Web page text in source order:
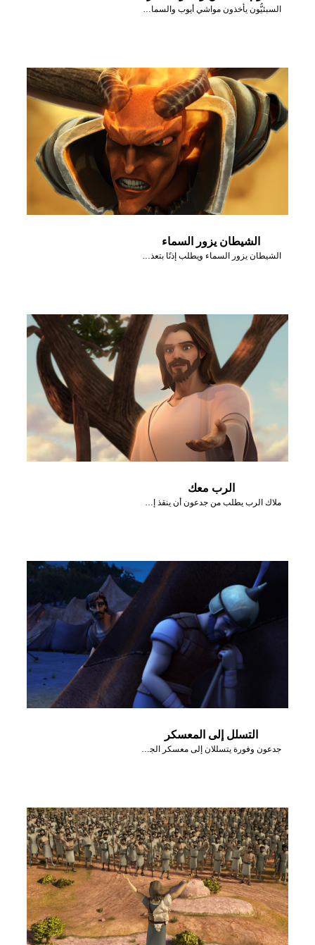
السبئيُّون يأخذون مواشي أيوب والسماء تمطر نارًا.
الشيطان يزور السماء
الشيطان يزور السماء ويطلب إذنًا بتعذيب أيُّوب.
الرب معك
ملاك الرب يطلب من جدعون أن ينقذ إسرائيل من المديانيين.
التسلل إلى المعسكر
جدعون وفورة يتسللان إلى معسكر الجيش المدياني.